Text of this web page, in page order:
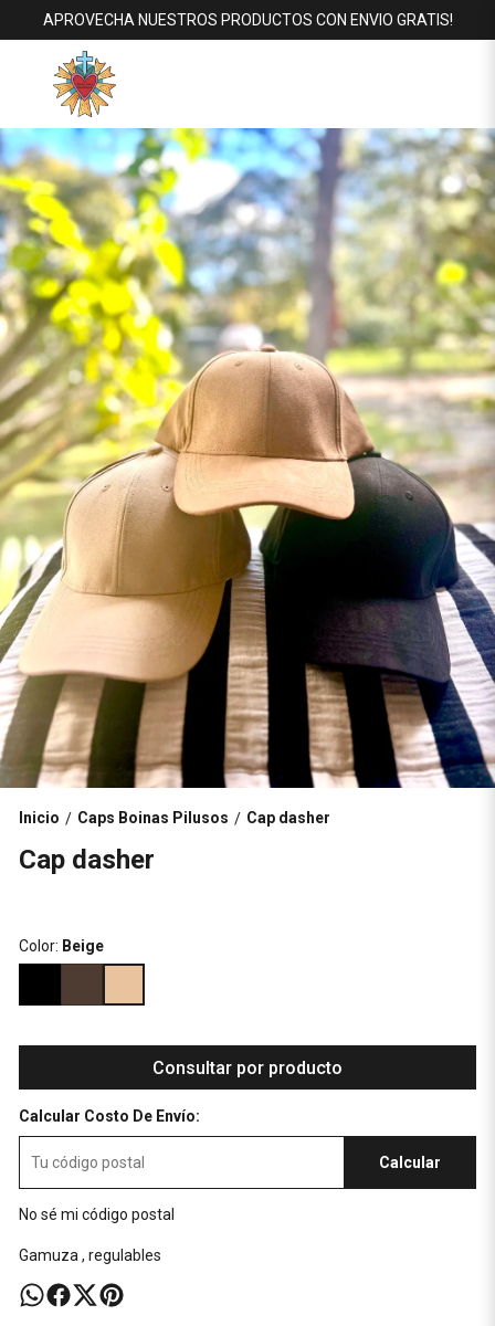
APROVECHA NUESTROS PRODUCTOS CON ENVIO GRATIS!
Inicio / Caps Boinas Pilusos / Cap dasher
Cap dasher
Color: Beige
Consultar por producto
Calcular Costo De Envío:
Calcular
No sé mi código postal
Gamuza , regulables